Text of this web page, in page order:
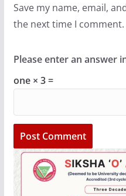
Save my name, email,
the next time I comment.
Please enter an answer
one × 3 =